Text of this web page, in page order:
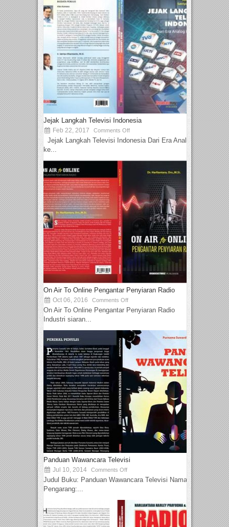
Jejak Langkah Televisi Indonesia
Feb 22, 2017 Comments Off
Jejak Langkah Televisi Indonesia Dari Era Analog
ke...
On Air To Online Pengantar Penyiaran Radio
Oct 06, 2016 Comments Off
On Air To Online Pengantar Penyiaran Radio
Industri siaran...
Panduan Wawancara Televisi
Jul 10, 2014 Comments Off
Judul Buku: Panduan Wawancara Televisi Nama
Pengarang:...